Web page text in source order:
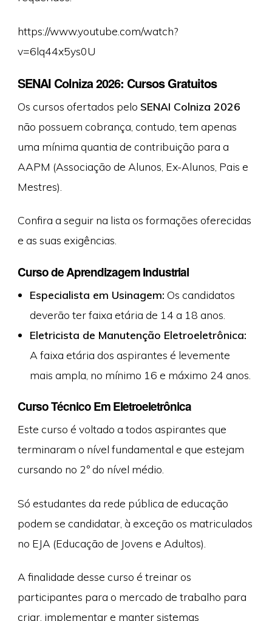
https://www.youtube.com/watch?
v=6lq44x5ys0U
SENAI Colniza 2026: Cursos Gratuitos
Os cursos ofertados pelo SENAI Colniza 2026
não possuem cobrança, contudo, tem apenas
uma mínima quantia de contribuição para a
AAPM (Associação de Alunos, Ex-Alunos, Pais e
Mestres).
Confira a seguir na lista os formações oferecidas
e as suas exigências.
Curso de Aprendizagem Industrial
Especialista em Usinagem: Os candidatos
deverão ter faixa etária de 14 a 18 anos.
Eletricista de Manutenção Eletroeletrônica:
A faixa etária dos aspirantes é levemente
mais ampla, no mínimo 16 e máximo 24 anos.
Curso Técnico Em Eletroeletrônica
Este curso é voltado a todos aspirantes que
terminaram o nível fundamental e que estejam
cursando no 2º do nível médio.
Só estudantes da rede pública de educação
podem se candidatar, à exceção os matriculados
no EJA (Educação de Jovens e Adultos).
A finalidade desse curso é treinar os
participantes para o mercado de trabalho para
criar, implementar e manter sistemas